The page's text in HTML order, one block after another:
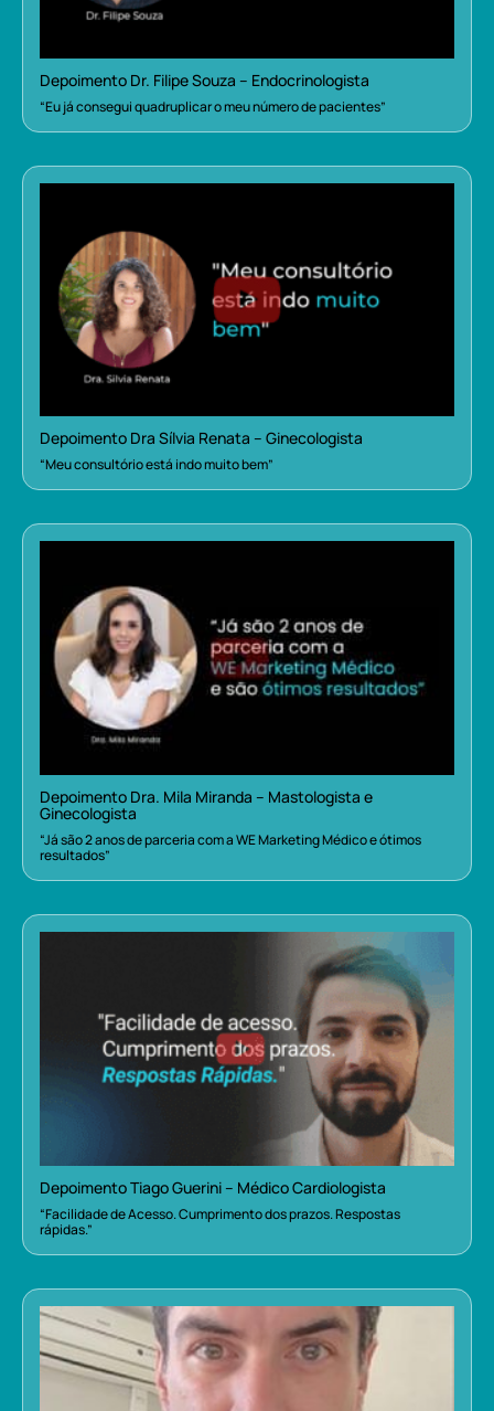
Depoimento Dr. Filipe Souza – Endocrinologista
“Eu já consegui quadruplicar o meu número de pacientes”
Depoimento Dra Sílvia Renata – Ginecologista
“Meu consultório está indo muito bem”
Depoimento Dra. Mila Miranda – Mastologista e
Ginecologista
“Já são 2 anos de parceria com a WE Marketing Médico e ótimos
resultados”
Depoimento Tiago Guerini – Médico Cardiologista
“Facilidade de Acesso. Cumprimento dos prazos. Respostas
rápidas.”